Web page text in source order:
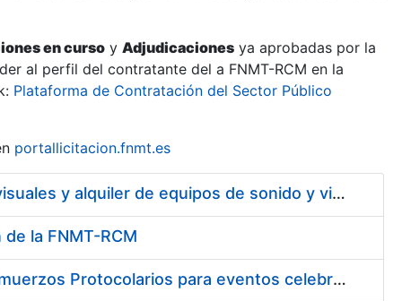
en curso y Adjudicaciones ya aprobadas por la
al perfil del contratante del a FNMT-RCM en la
Plataforma de Contratación del Sector Público
portallicitacion.fnmt.es
Servicio de mantenimiento y asistencia técnica de equipos audiovisuales y alquiler de equipos de sonido y video y de interpretación simultánea en las instalaciones de la FNMT-RCM en Madrid
la FNMT-RCM
Suscripción de acuerdo marco para los Servicios de Catering y Almuerzos Protocolarios para eventos celebrados en la Real Casa de la Moneda – Fábrica Nacional de Moneda y Timbre